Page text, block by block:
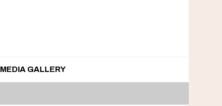
MEDIA GALLERY